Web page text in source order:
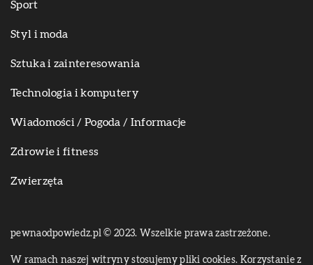
Sport
Styl i moda
Sztuka i zainteresowania
Technologia i komputery
Wiadomości / Pogoda / Informacje
Zdrowie i fitness
Zwierzęta
pewnaodpowiedz.pl © 2023. Wszelkie prawa zastrzeżone.
W ramach naszej witryny stosujemy pliki cookies. Korzystanie z